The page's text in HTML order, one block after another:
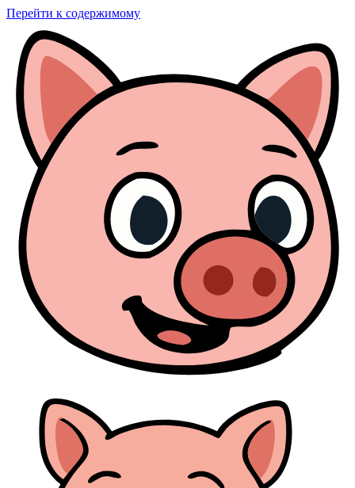
Перейти к содержимому